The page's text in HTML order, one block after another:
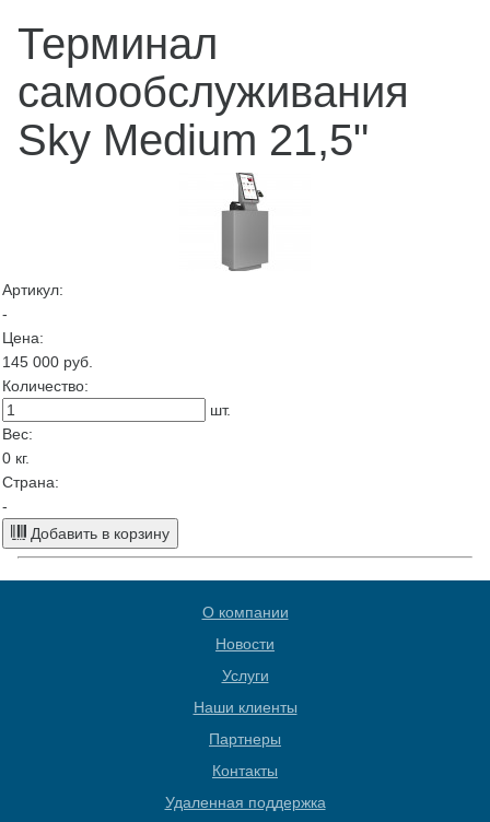
Терминал
самообслуживания
Sky Medium 21,5"
Артикул:
-
Цена:
145 000 руб.
Количество:
шт.
Вес:
0 кг.
Страна:
-
Добавить в корзину
О компании
Новости
Услуги
Наши клиенты
Партнеры
Контакты
Удаленная поддержка